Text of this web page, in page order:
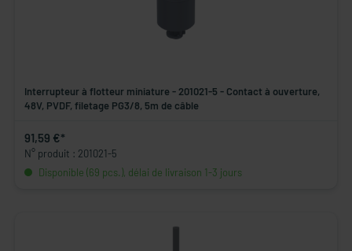
Interrupteur à flotteur miniature - 201021-5 - Contact à ouverture,
48V, PVDF, filetage PG3/8, 5m de câble
91,59 €*
N° produit : 201021-5
Disponible (69 pcs.), délai de livraison 1-3 jours